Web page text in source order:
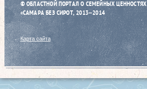
© ОБЛАСТНОЙ ПОРТАЛ О СЕМЕЙНЫХ ЦЕННОСТЯХ
«САМАРА БЕЗ СИРОТ, 2013–2014
Карта сайта